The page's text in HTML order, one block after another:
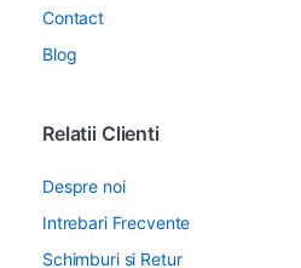
Contact
Blog
Relatii Clienti
Despre noi
Intrebari Frecvente
Schimburi si Retur